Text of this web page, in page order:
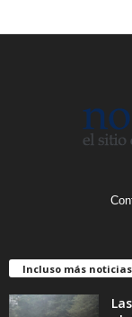
Incluso más noticias